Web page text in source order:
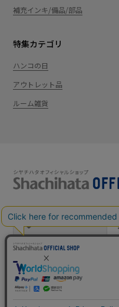
補充インキ/備品/部品
特集カテゴリ
ハンコの日
アウトレット品
ルーム雑貨
新規会員登録
ショッピングガイド
特定商取引法に基
づく表記
プライバシーポ
リシー